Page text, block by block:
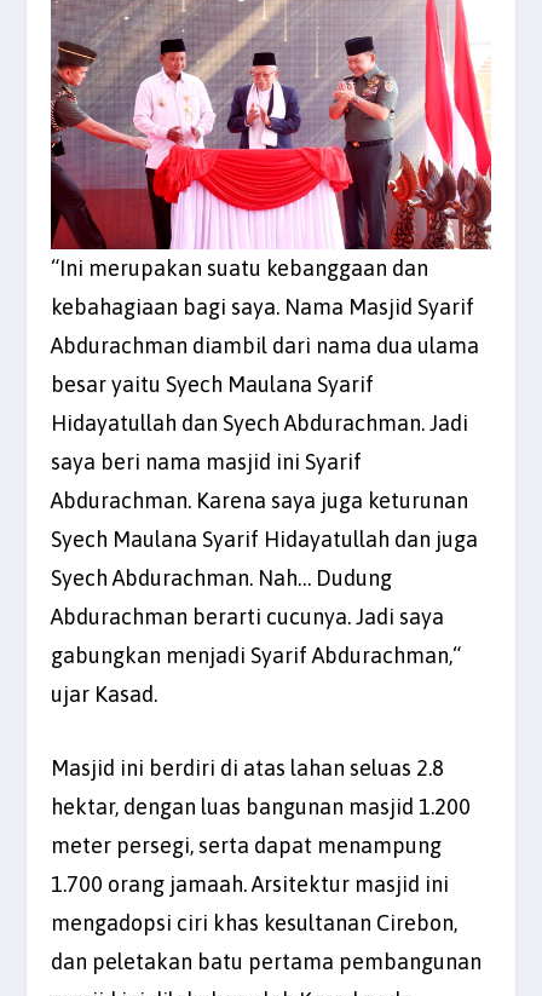
“Ini merupakan suatu kebanggaan dan
kebahagiaan bagi saya. Nama Masjid Syarif
Abdurachman diambil dari nama dua ulama
besar yaitu Syech Maulana Syarif
Hidayatullah dan Syech Abdurachman. Jadi
saya beri nama masjid ini Syarif
Abdurachman. Karena saya juga keturunan
Syech Maulana Syarif Hidayatullah dan juga
Syech Abdurachman. Nah… Dudung
Abdurachman berarti cucunya. Jadi saya
gabungkan menjadi Syarif Abdurachman,“
ujar Kasad.
Masjid ini berdiri di atas lahan seluas 2.8
hektar, dengan luas bangunan masjid 1.200
meter persegi, serta dapat menampung
1.700 orang jamaah. Arsitektur masjid ini
mengadopsi ciri khas kesultanan Cirebon,
dan peletakan batu pertama pembangunan